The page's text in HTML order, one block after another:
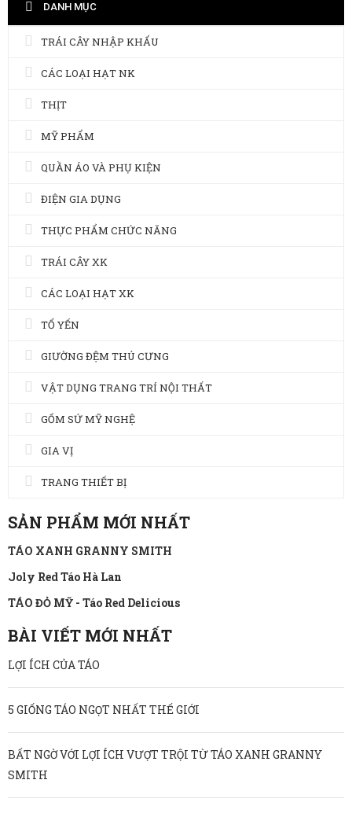
DANH MỤC
TRÁI CÂY NHẬP KHẨU
CÁC LOẠI HẠT NK
THỊT
MỸ PHẨM
QUẦN ÁO VÀ PHỤ KIỆN
ĐIỆN GIA DỤNG
THỰC PHẨM CHỨC NĂNG
TRÁI CÂY XK
CÁC LOẠI HẠT XK
TỔ YẾN
GIƯỜNG ĐỆM THÚ CƯNG
VẬT DỤNG TRANG TRÍ NỘI THẤT
GỐM SỨ MỸ NGHỆ
GIA VỊ
TRANG THIẾT BỊ
SẢN PHẨM MỚI NHẤT
TÁO XANH GRANNY SMITH
Joly Red Táo Hà Lan
TÁO ĐỎ MỸ - Táo Red Delicious
BÀI VIẾT MỚI NHẤT
LỢI ÍCH CỦA TÁO
5 GIỐNG TÁO NGỌT NHẤT THẾ GIỚI
BẤT NGỜ VỚI LỢI ÍCH VƯỢT TRỘI TỪ TÁO XANH GRANNY
SMITH